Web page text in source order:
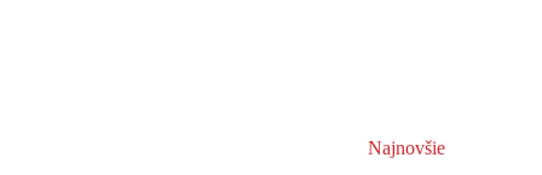
Najnovšie